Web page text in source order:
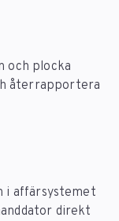
och plocka
återrapportera
i affärsystemet
direkt